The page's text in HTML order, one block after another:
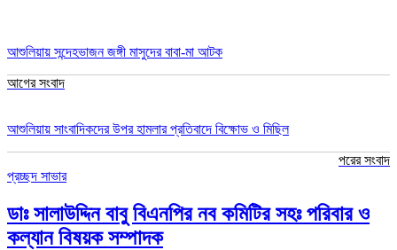
আশুলিয়ায় সন্দেহভাজন জঙ্গী মাসুদের বাবা-মা আটক
আগের সংবাদ
আশুলিয়ায় সাংবাদিকদের উপর হামলার প্রতিবাদে বিক্ষোভ ও মিছিল
পরের সংবাদ
প্রচ্ছদ সাভার
ডাঃ সালাউদ্দিন বাবু বিএনপির নব কমিটির সহঃ পরিবার ও
কল্যান বিষয়ক সম্পাদক